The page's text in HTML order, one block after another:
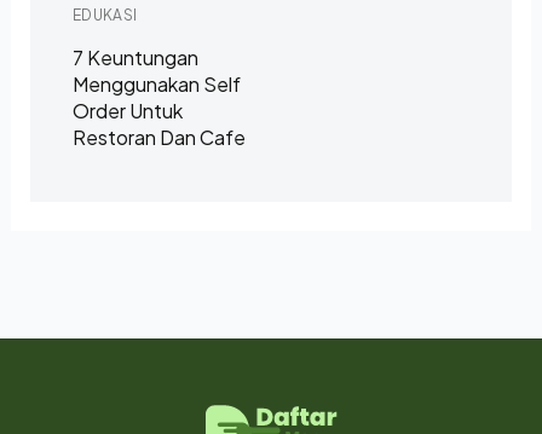
EDUKASI
7 Keuntungan
Menggunakan Self
Order Untuk
Restoran Dan Cafe